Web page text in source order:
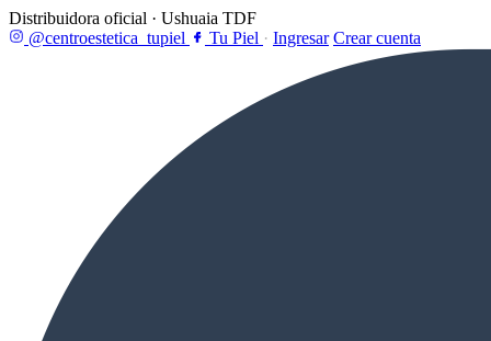
Distribuidora oficial · Ushuaia TDF
@centroestetica_tupiel
Tu Piel · Ingresar Crear cuenta